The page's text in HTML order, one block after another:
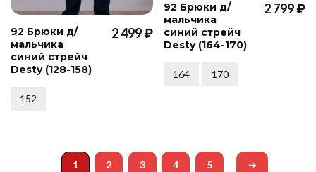
92 Брюки д/
мальчика
синий стрейч
Desty (128-158)
2 499 ₽
152
92 Брюки д/
мальчика
синий стрейч
Desty (164-170)
2 799 ₽
164 170
1 2 3 4 5 →